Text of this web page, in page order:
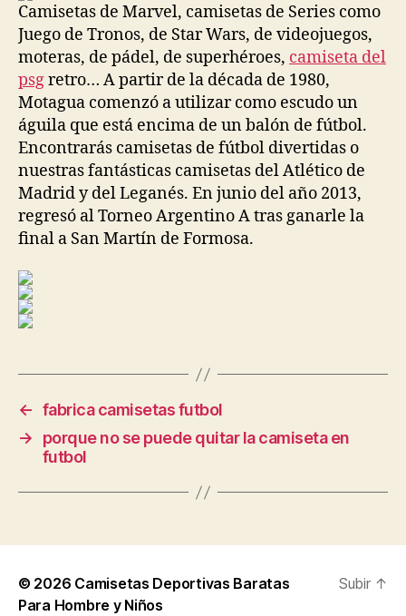
Camisetas de Marvel, camisetas de Series como
Juego de Tronos, de Star Wars, de videojuegos,
moteras, de pádel, de superhéroes, camiseta del
psgretro… A partir de la década de 1980,
Motagua comenzó a utilizar como escudo un
águila que está encima de un balón de fútbol.
Encontrarás camisetas de fútbol divertidas o
nuestras fantásticas camisetas del Atlético de
Madrid y del Leganés. En junio del año 2013,
regresó al Torneo Argentino A tras ganarle la
final a San Martín de Formosa.
← fabrica camisetas futbol
→
porque no se puede quitar la camiseta en
futbol
© 2026 Camisetas Deportivas Baratas
Para Hombre y Niños
Subir ↑